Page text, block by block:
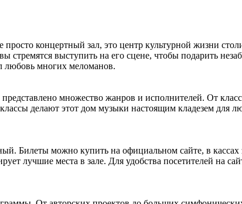
концертный зал, это центр культурной жизни
стремятся выступить на его сцене, чтобы подарить
любовь многих меломанов.
множество жанров и исполнителей. От
делают этот дом музыки настоящим кладезем для
можно купить на официальном сайте, в кассах
лучшие места в зале. Для удобства посетителей на